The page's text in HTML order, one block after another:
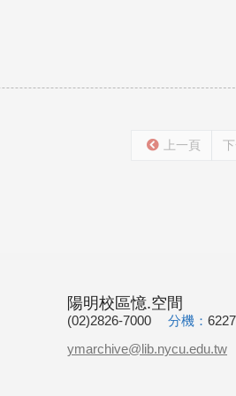
上一頁
陽明校區憶.空間
(02)2826-7000 分機：
ymarchive@lib.nycu.edu.tw